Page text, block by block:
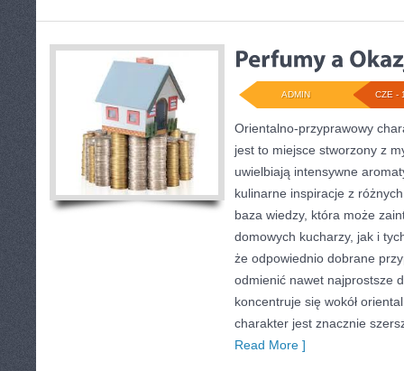
CZE -
ADMIN
Orientalno-przyprawowy
jest to miejsce stworzony z
uwielbiają intensywne
kulinarne inspiracje z
baza wiedzy, która może
domowych kucharzy, jak i
że odpowiednio dobrane
odmienić nawet najprostsze
koncentruje się wokół
charakter jest znacznie
Read More ]